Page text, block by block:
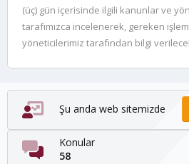
(üç) gün içerisinde ilgili kanunlar ve
tarafımızca incelenerek, gereken
yöneticilerimiz tarafından bilgi
Şu anda web sitemizde
Konular
58